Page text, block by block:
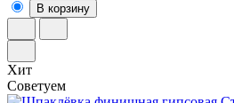
В корзину
Хит
Советуем